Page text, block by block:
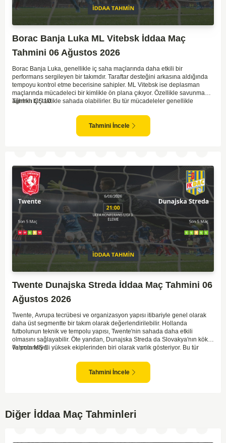
Borac Banja Luka ML Vitebsk İddaa Maç
Tahmini 06 Ağustos 2026
Borac Banja Luka, genellikle iç saha maçlarında daha etkili bir
performans sergileyen bir takımdır. Taraftar desteğini arkasına aldığında
tempoyu kontrol etme becerisine sahipler. ML Vitebsk ise deplasman
maçlarında mücadeleci bir kimlikle ön plana çıkıyor. Özellikle savunma
ağırlıklı bir taktikle sahada olabilirler. Bu tür mücadeleler genellikle
alındığında, dengeli bir oyun bekleniyor.
Tahmin ÇŞ 10
Tahmini İncele
Twente Dunajska Streda İddaa Maç Tahmini 06
Ağustos 2026
Twente, Avrupa tecrübesi ve organizasyon yapısı itibariyle genel olarak
daha üst segmentte bir takım olarak değerlendirilebilir. Hollanda
futbolunun teknik ve tempolu yapısı, Twente'nin sahada daha etkili
olmasını sağlayabilir. Öte yandan, Dunajska Streda da Slovakya'nın köklü
ve potansiyeli yüksek ekiplerinden biri olarak varlık gösteriyor. Bu tür
saha ve seyirci avantajını kullanarak maça daha baskın başlaması olası.
Ancak Dunajska Streda'nın mücadeleci yapısı ve sürpriz gol bulma
yeteneği dengeleri bozabilir.
Tahmin MS 1
Tahmini İncele
Diğer İddaa Maç Tahminleri